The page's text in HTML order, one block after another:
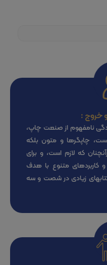
خروج :
نامفهوم از صنعت چاپ،
چاپگرها و متون بلکه
که لازم است، و برای
و کاربردهای متنوع با هدف
کتابهای زیادی در شصت و سه